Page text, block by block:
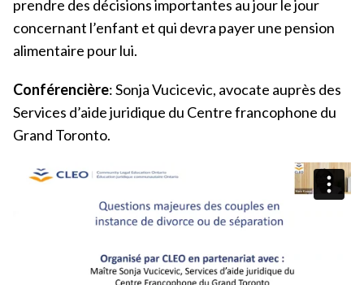
prendre des décisions importantes au jour le jour
concernant l’enfant et qui devra payer une pension
alimentaire pour lui.
Conférencière: Sonja Vucicevic, avocate auprès des
Services d’aide juridique du Centre francophone du
Grand Toronto.